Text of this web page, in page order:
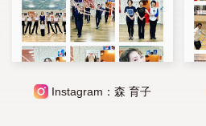
Instagram：森 育子